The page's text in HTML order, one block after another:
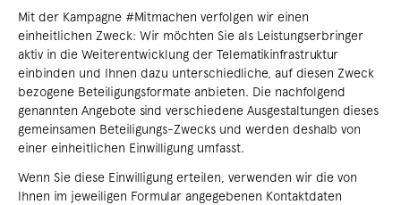
Mit der Kampagne #Mitmachen verfolgen wir einen
einheitlichen Zweck: Wir möchten Sie als Leistungserbringer
aktiv in die Weiterentwicklung der Telematikinfrastruktur
einbinden und Ihnen dazu unterschiedliche, auf diesen Zweck
bezogene Beteiligungsformate anbieten. Die nachfolgend
genannten Angebote sind verschiedene Ausgestaltungen dieses
gemeinsamen Beteiligungs-Zwecks und werden deshalb von
einer einheitlichen Einwilligung umfasst.
Wenn Sie diese Einwilligung erteilen, verwenden wir die von
Ihnen im jeweiligen Formular angegebenen Kontaktdaten